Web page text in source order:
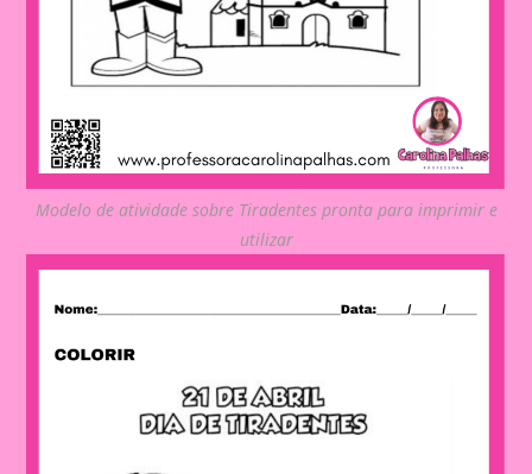
Modelo de atividade sobre Tiradentes pronta para imprimir e
utilizar